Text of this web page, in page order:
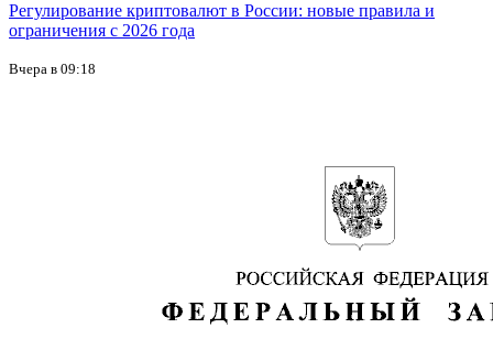
Регулирование криптовалют в России: новые правила и
ограничения с 2026 года
Вчера в 09:18